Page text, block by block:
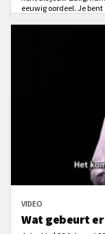
eeuwig oordeel. Je
VIDEO
Wat gebeurt